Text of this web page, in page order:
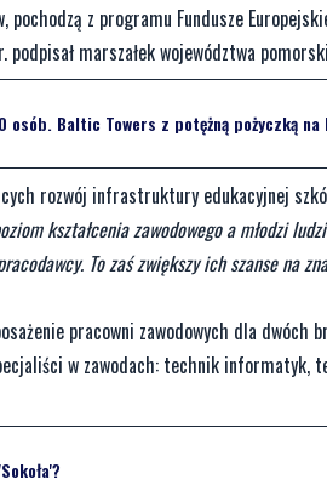
z programu Fundusze
marszałek województwa
osób. Baltic Towers z potężną pożyczką
rozwój infrastruktury edukacyjnej
kształcenia zawodowego a młodzi
To zaś zwiększy ich szanse na
pracowni zawodowych dla
w zawodach: technik